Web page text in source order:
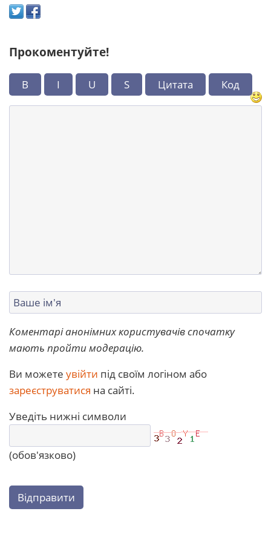
Прокоментуйте!
B I U S Цитата Код
Коментарі анонімних користувачів спочатку
мають пройти модерацію.
Ви можете увійти під своїм логіном або
зареєструватися на сайті.
Уведіть нижні символи
(обов'язково)
Відправити